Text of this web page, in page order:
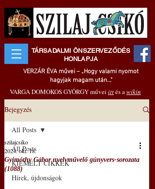
TÁRSADALMI ÖNSZERVEZŐDÉS
HONLAPJA
VERZÁR ÉVA művei – „Hogy valami nyomot
hagyjak magam után..."
VARGA DOMOKOS GYÖRGY művei ittés awikin
Bejegyzés
All Posts
KIEMELT CIKKEK
Hírek, újdonságok
All Posts
Gyimóthy Gábor nyelvművelő gúnyvers-sorozata
(1088)
szilajcsiko
2024. okt. 18.